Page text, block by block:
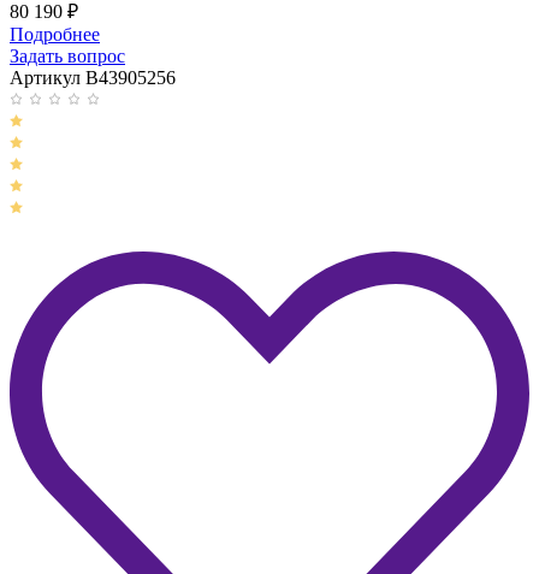
80 190 ₽
Подробнее
Задать вопрос
Артикул B43905256